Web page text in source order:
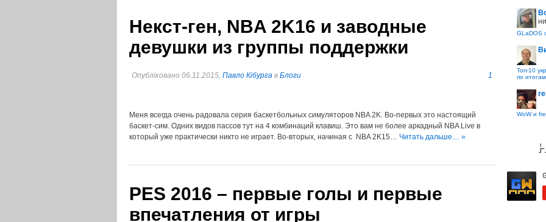
Некст-ген, NBA 2K16 и заводные
девушки из группы поддержки
Опубліковано 06.11.2015, Павло Кібурга в Блоги 1
Меня всегда очень радовала серия баскетбольных симуляторов NBA 2K. Во-первых это настоящий
баскет-сим. Одних видов пассов тут на 4 комбинаций клавиш. Это вам не более аркадный NBA Live в
который уже практически никто не играет. Во-вторых, начиная с NBA 2K15… Читать дальше… »
PES 2016 – первые голы и первые
впечатления от игры
GLaDOS
Топ-10
по
WoW и